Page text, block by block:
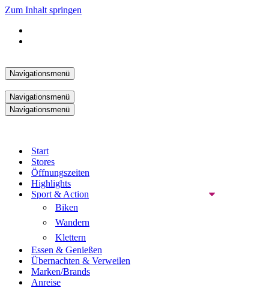
Zum Inhalt springen
Navigationsmenü
Navigationsmenü
Navigationsmenü
Start
Stores
Öffnungszeiten
Highlights
Sport & Action
Biken
Wandern
Klettern
Essen & Genießen
Übernachten & Verweilen
Marken/Brands
Anreise